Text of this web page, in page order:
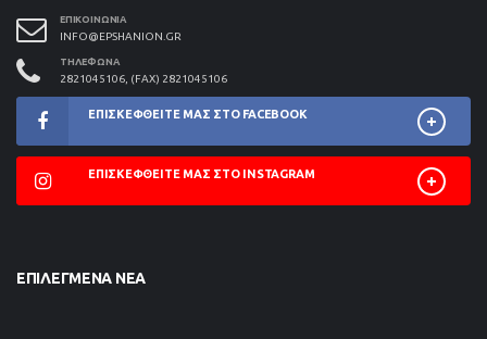
ΕΠΙΚΟΙΝΩΝΊΑ
INFO@EPSHANION.GR
ΤΗΛΈΦΩΝΑ
2821045106, (FAX) 2821045106
ΕΠΙΣΚΕΦΘΕΊΤΕ ΜΑΣ ΣΤΟ FACEBOOK
ΕΠΙΣΚΕΦΘΕΊΤΕ ΜΑΣ ΣΤΟ INSTAGRAM
ΕΠΙΛΕΓΜΈΝΑ ΝΈΑ